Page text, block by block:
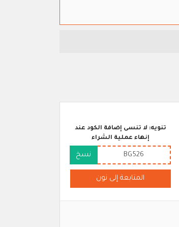
تنويه: لا تنسى إضافة الكود عند
إنهاء عملية الشراء
BG526 نسخ
المتابعة إلى نون